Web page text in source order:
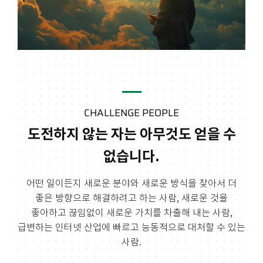
CHALLENGE PEOPLE
도전하지 않는 자는 아무것도 얻을 수
없습니다.
어떤 일이든지 새로운 분야와 새로운 방식을 찾아서 더
좋은 방향으로 해결하려고 하는 사람, 새로운 것을
좋아하고 끊임없이 새로운 가치를 차출해 내는 사람,
급변하는 인터넷 산업에 빠르고 능동적으로 대처할 수 있는
사람.